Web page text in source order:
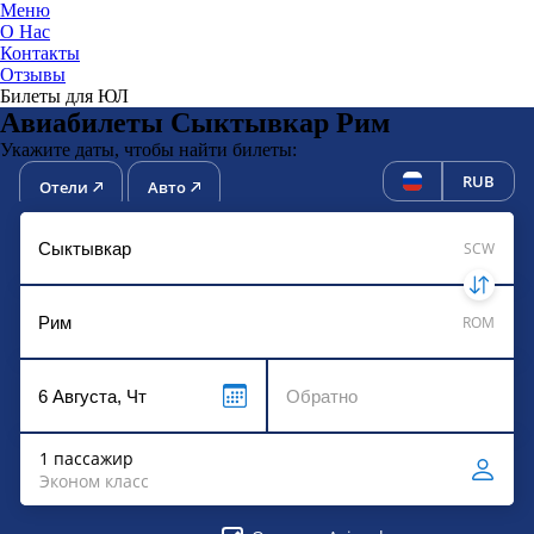
Меню
О Нас
Контакты
Отзывы
Билеты для ЮЛ
Авиабилеты Сыктывкар Рим
Укажите даты, чтобы найти билеты:
Отели Авто RUB
SCW
ROM
1 пассажир
Эконом класс